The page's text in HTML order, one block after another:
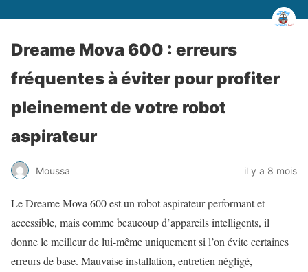
Dreame Mova 600 : erreurs
fréquentes à éviter pour profiter
pleinement de votre robot
aspirateur
Moussa il y a 8 mois
Le Dreame Mova 600 est un robot aspirateur performant et
accessible, mais comme beaucoup d’appareils intelligents, il
donne le meilleur de lui-même uniquement si l’on évite certaines
erreurs de base. Mauvaise installation, entretien négligé,